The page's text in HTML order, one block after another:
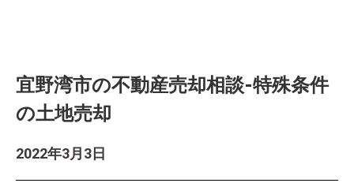
宜野湾市の不動産売却相談-特殊条件
の土地売却
2022年3月3日